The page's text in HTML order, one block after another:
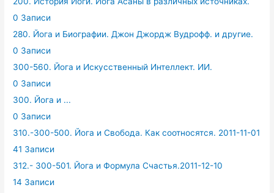
0 Записи
280. Йога и Биографии. Джон Джордж Вудрофф. и другие.
0 Записи
300-560. Йога и Искусственный Интеллект. ИИ.
0 Записи
300. Йога и ...
0 Записи
310.-300-500. Йога и Свобода. Как соотносятся. 2011-11-01
41 Записи
312.- 300-501. Йога и Формула Счастья.2011-12-10
14 Записи